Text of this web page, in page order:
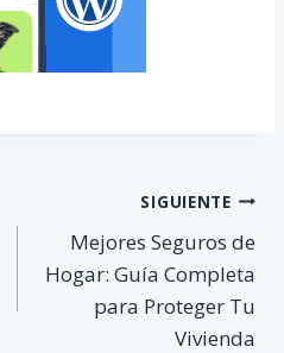
SIGUIENTE
Mejores Seguros de
Hogar: Guía Completa
para Proteger Tu
Vivienda